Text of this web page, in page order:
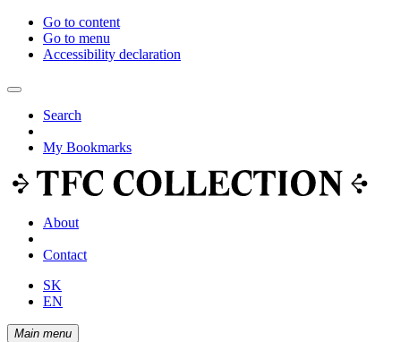
Go to content
Go to menu
Accessibility declaration
Search
My Bookmarks
About
Contact
SK
EN
Main menu